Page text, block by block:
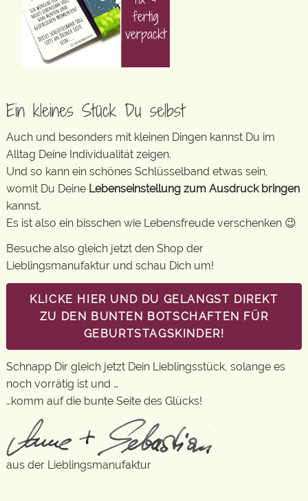
Ein kleines Stück Du selbst
Auch und besonders mit kleinen Dingen kannst Du im
Alltag Deine Individualität zeigen.
Und so kann ein schönes Schlüsselband etwas sein,
womit Du Deine Lebenseinstellung zum Ausdruck bringen
kannst.
Es ist also ein bisschen wie Lebensfreude verschenken 😉
Besuche also gleich jetzt den Shop der
Lieblingsmanufaktur und schau Dich um!
KLICKE HIER UND DU GELANGST DIREKT
ZU DEN BUNTEN BOTSCHAFTEN FÜR
GEBURTSTAGSKINDER!
Schnapp Dir gleich jetzt Dein Lieblingsstück, solange es
noch vorrätig ist und …
…komm auf die bunte Seite des Glücks!
aus der Lieblingsmanufaktur